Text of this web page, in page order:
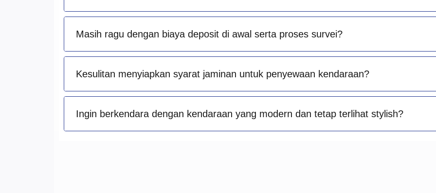
Masih ragu dengan biaya deposit di awal serta proses survei?
Kesulitan menyiapkan syarat jaminan untuk penyewaan kendaraan?
Ingin berkendara dengan kendaraan yang modern dan tetap terlihat stylish?